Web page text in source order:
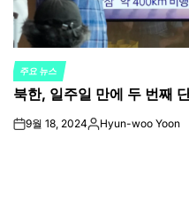
POSTED
IN
주요 뉴스
북한, 일주일 만에 두 번째
on9월 18, 2024Posted
Hyun-woo Yoon